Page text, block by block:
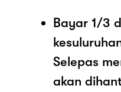
Bayar 1/3
Selepas
akan